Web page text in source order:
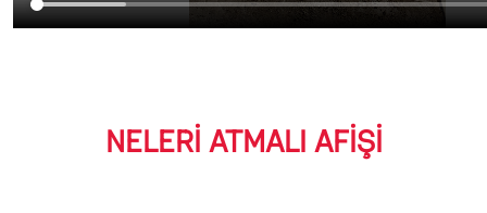
NELERİ ATMALI AFİŞİ